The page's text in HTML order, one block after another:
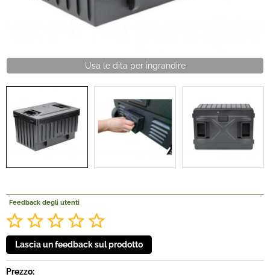
Convenzioni
La nostra Officina
Veicoli Pronta consegna
Lavora Con Noi
Usa le dita per ingrandire
Feedback degli utenti
Prezzo: